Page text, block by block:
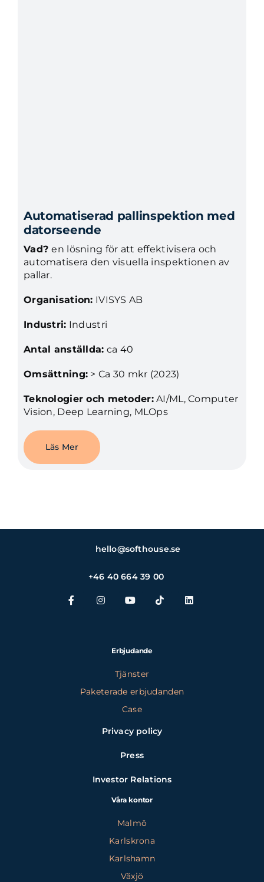
Automatiserad pallinspektion med
datorseende
Vad?en lösning för att effektivisera och
automatisera den visuella inspektionen av
pallar.
Organisation: IVISYS AB
Industri: Industri
Antal anställda: ca 40
Omsättning: > Ca 30 mkr (2023)
Teknologier och metoder:AI/ML, Computer
Vision, Deep Learning, MLOps
Läs Mer
hello@softhouse.se
+46 40 664 39 00
Erbjudande
Tjänster
Paketerade erbjudanden
Case
Privacy policy
Press
Investor Relations
Våra kontor
Malmö
Karlskrona
Karlshamn
Växjö